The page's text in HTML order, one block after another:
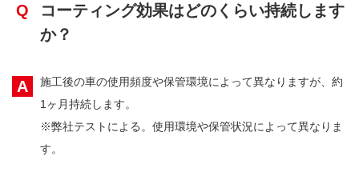
Q
コーティング効果はどのくらい持続します
か？
A
施工後の車の使用頻度や保管環境によって異なりますが、約
1ヶ月持続します。
※弊社テストによる。使用環境や保管状況によって異なりま
す。